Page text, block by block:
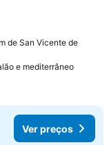
favoritos
de San Vicente de
e mediterrâneo
Ver preços